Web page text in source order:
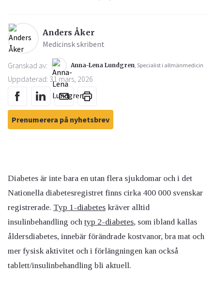
Anders Åker
Medicinsk skribent
Granskad av: Anna-Lena Lundgren, Specialist i allmänmedicin
Uppdaterad: 31 mars, 2026
Prenumerera på nyhetsbrev
Diabetes är inte bara en utan flera sjukdomar och i det
Nationella diabetesregistret finns cirka 400 000 svenskar
registrerade. Typ 1-diabetes kräver alltid
insulinbehandling och typ 2-diabetes, som ibland kallas
åldersdiabetes, innebär förändrade kostvanor, bra mat och
mer fysisk aktivitet och i förlängningen kan också
tablett/insulinbehandling bli aktuell.